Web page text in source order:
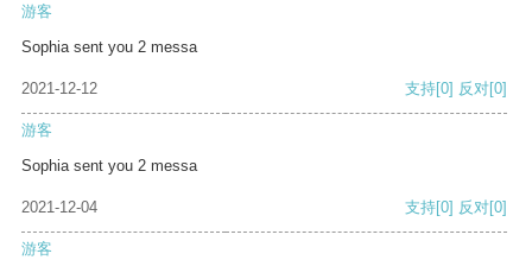
游客
Sophia sent you 2 messa
2021-12-12 支持[0] 反对[0]
游客
Sophia sent you 2 messa
2021-12-04 支持[0] 反对[0]
游客